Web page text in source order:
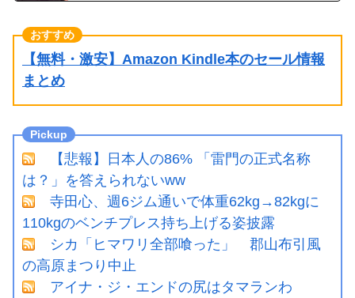
【無料・激安】Amazon Kindle本のセール情報
まとめ
【悲報】日本人の86% 「雷門の正式名称
は？」を答えられないww
寺田心、週6ジム通いで体重62kg→82kgに
110kgのベンチプレス持ち上げる姿披露
シカ「ヒマワリ全部喰った」 郡山布引風
の高原まつり中止
アイナ・ジ・エンドの尻はタマランわ